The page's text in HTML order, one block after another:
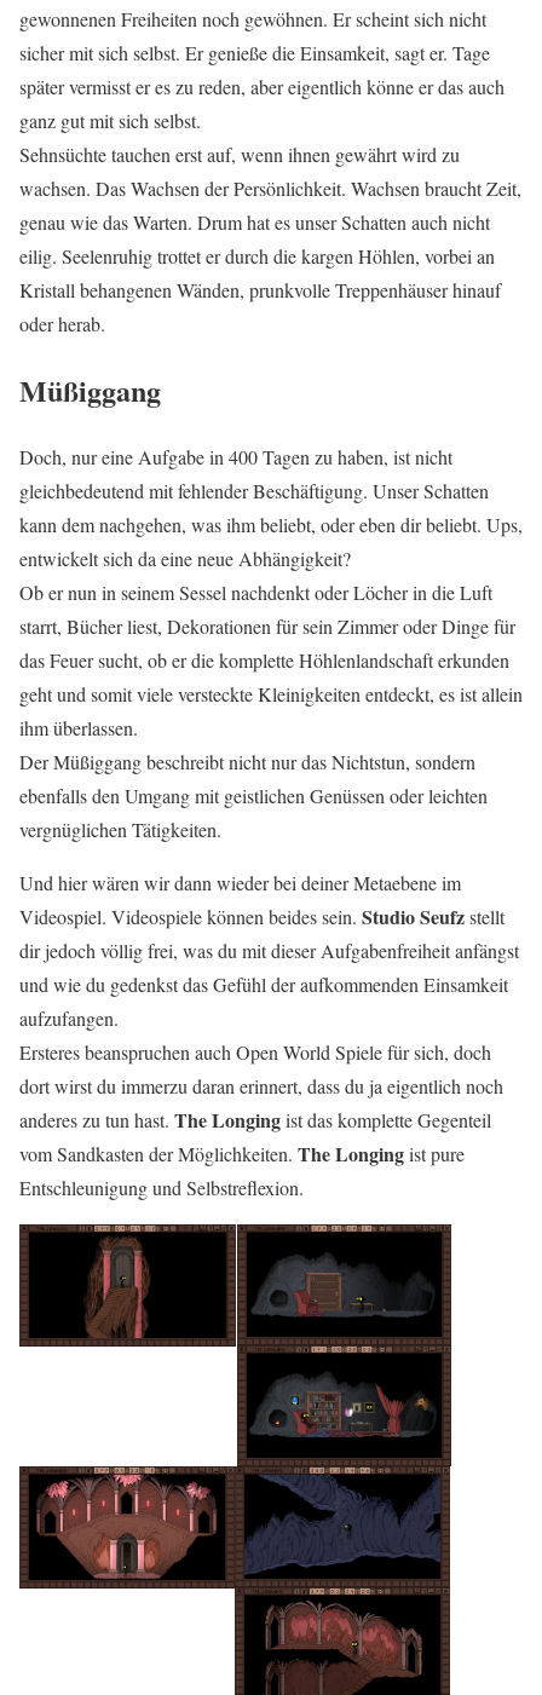
gewonnenen Freiheiten noch gewöhnen. Er scheint sich nicht
sicher mit sich selbst. Er genieße die Einsamkeit, sagt er. Tage
später vermisst er es zu reden, aber eigentlich könne er das auch
ganz gut mit sich selbst.
Sehnsüchte tauchen erst auf, wenn ihnen gewährt wird zu
wachsen. Das Wachsen der Persönlichkeit. Wachsen braucht Zeit,
genau wie das Warten. Drum hat es unser Schatten auch nicht
eilig. Seelenruhig trottet er durch die kargen Höhlen, vorbei an
Kristall behangenen Wänden, prunkvolle Treppenhäuser hinauf
oder herab.
Müßiggang
Doch, nur eine Aufgabe in 400 Tagen zu haben, ist nicht
gleichbedeutend mit fehlender Beschäftigung. Unser Schatten
kann dem nachgehen, was ihm beliebt, oder eben dir beliebt. Ups,
entwickelt sich da eine neue Abhängigkeit?
Ob er nun in seinem Sessel nachdenkt oder Löcher in die Luft
starrt, Bücher liest, Dekorationen für sein Zimmer oder Dinge für
das Feuer sucht, ob er die komplette Höhlenlandschaft erkunden
geht und somit viele versteckte Kleinigkeiten entdeckt, es ist allein
ihm überlassen.
Der Müßiggang beschreibt nicht nur das Nichtstun, sondern
ebenfalls den Umgang mit geistlichen Genüssen oder leichten
vergnüglichen Tätigkeiten.
Und hier wären wir dann wieder bei deiner Metaebene im
Videospiel. Videospiele können beides sein. Studio Seufzstellt
dir jedoch völlig frei, was du mit dieser Aufgabenfreiheit anfängst
und wie du gedenkst das Gefühl der aufkommenden Einsamkeit
aufzufangen.
Ersteres beanspruchen auch Open World Spiele für sich, doch
dort wirst du immerzu daran erinnert, dass du ja eigentlich noch
anderes zu tun hast. The Longingist das komplette Gegenteil
vom Sandkasten der Möglichkeiten. The Longingist pure
Entschleunigung und Selbstreflexion.